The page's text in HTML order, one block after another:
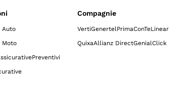
Auto
Moto
Preventivi
Compagnie
VertiGenertelPrimaConTeLinear
QuixaAllianz DirectGenialClick